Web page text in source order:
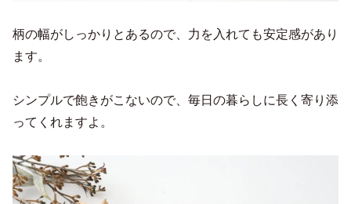
柄の幅がしっかりとあるので、力を入れても安定感があり
ます。
シンプルで飽きがこないので、毎日の暮らしに長く寄り添
ってくれますよ。